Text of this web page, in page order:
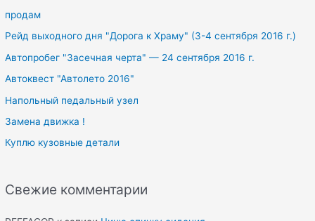
продам
Рейд выходного дня "Дорога к Храму" (3-4 сентября 2016 г.)
Автопробег "Засечная черта" — 24 сентября 2016 г.
Автоквест "Автолето 2016"
Напольный педальный узел
Замена движка !
Куплю кузовные детали
Свежие комментарии